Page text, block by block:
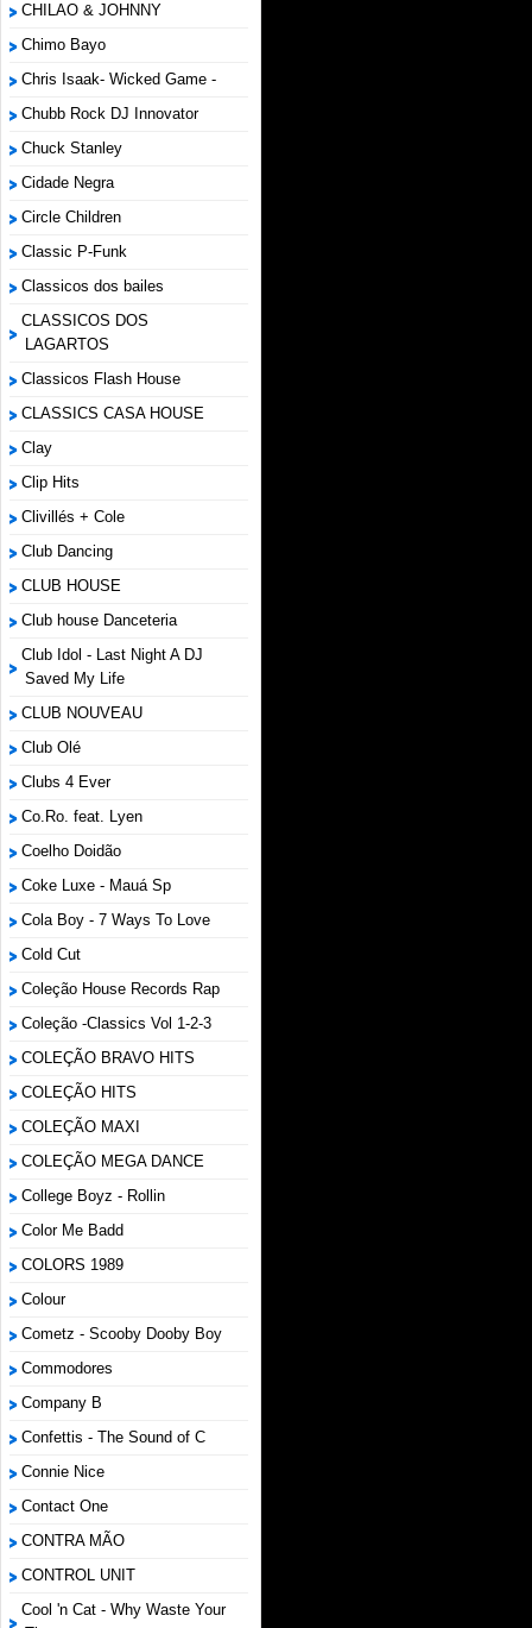
CHILAO & JOHNNY
Chimo Bayo
Chris Isaak- Wicked Game -
Chubb Rock DJ Innovator
Chuck Stanley
Cidade Negra
Circle Children
Classic P-Funk
Classicos dos bailes
CLASSICOS DOS
LAGARTOS
Classicos Flash House
CLASSICS CASA HOUSE
Clay
Clip Hits
Clivillés + Cole
Club Dancing
CLUB HOUSE
Club house Danceteria
Club Idol - Last Night A DJ
Saved My Life
CLUB NOUVEAU
Club Olé
Clubs 4 Ever
Co.Ro. feat. Lyen
Coelho Doidão
Coke Luxe - Mauá Sp
Cola Boy - 7 Ways To Love
Cold Cut
Coleção House Records Rap
Coleção -Classics Vol 1-2-3
COLEÇÃO BRAVO HITS
COLEÇÃO HITS
COLEÇÃO MAXI
COLEÇÃO MEGA DANCE
College Boyz ‎- Rollin
Color Me Badd
COLORS 1989
Colour
Cometz - Scooby Dooby Boy
Commodores
Company B
Confettis - The Sound of C
Connie Nice
Contact One
CONTRA MÃO
CONTROL UNIT
Cool 'n Cat - Why Waste Your